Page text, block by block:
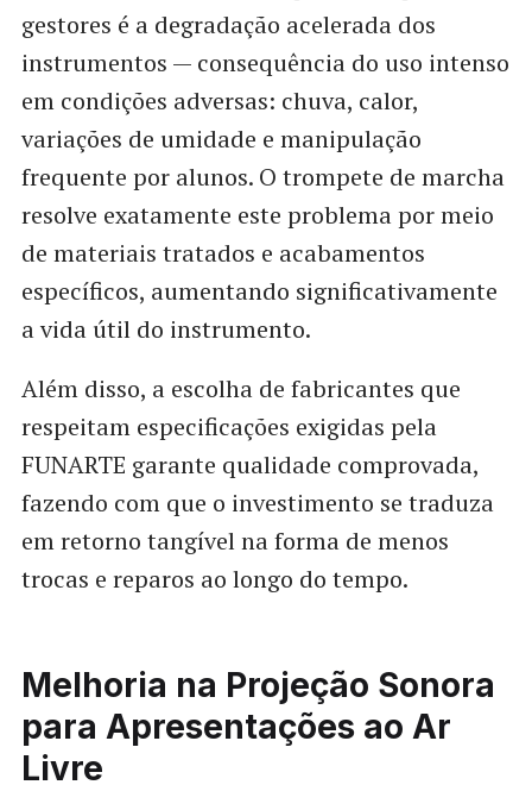
gestores é a degradação acelerada dos
instrumentos — consequência do uso intenso
em condições adversas: chuva, calor,
variações de umidade e manipulação
frequente por alunos. O trompete de marcha
resolve exatamente este problema por meio
de materiais tratados e acabamentos
específicos, aumentando significativamente
a vida útil do instrumento.
Além disso, a escolha de fabricantes que
respeitam especificações exigidas pela
FUNARTE garante qualidade comprovada,
fazendo com que o investimento se traduza
em retorno tangível na forma de menos
trocas e reparos ao longo do tempo.
Melhoria na Projeção Sonora
para Apresentações ao Ar
Livre